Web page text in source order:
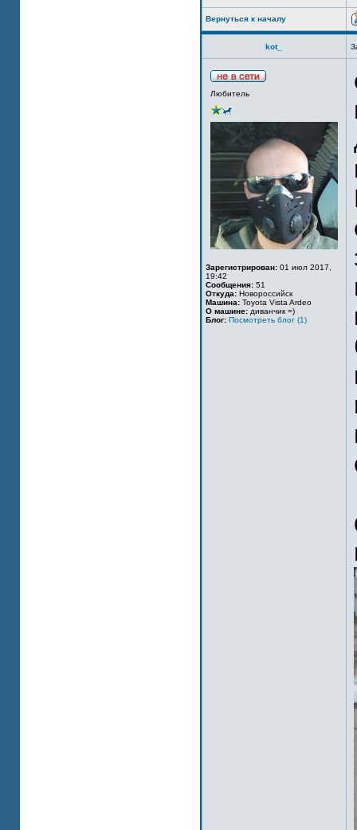
Вернуться к началу
kot_
Любитель
Зарегистрирован: 01 июл 2017,
19:42
Сообщения: 51
Откуда: Новороссийск
Машина: Toyota Vista Ardeo
О машине: диванчик =)
Блог: Посмотреть блог (1)